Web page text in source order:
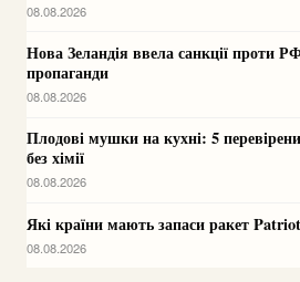
08.08.2026
Нова Зеландія ввела санкції проти
пропаганди
08.08.2026
Плодові мушки на кухні: 5
без хімії
08.08.2026
Які країни мають запаси ракет
08.08.2026